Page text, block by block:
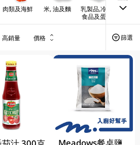
肉類及海鮮 米, 油及麵
乳製品,冷凍
食品及蛋類
早餐
高銷量 價格 篩選